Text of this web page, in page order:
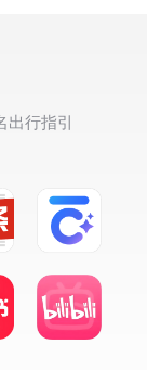
出行指引